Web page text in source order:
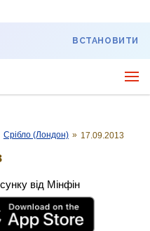
ВСТАНОВИТИ
Срібло (Лондон) » 17.09.2013
від Мінфін